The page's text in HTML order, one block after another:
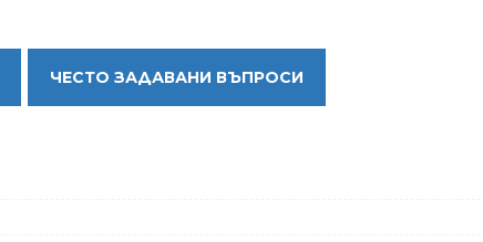
ЧЕСТО ЗАДАВАНИ ВЪПРОСИ